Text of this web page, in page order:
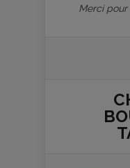
Merci pour